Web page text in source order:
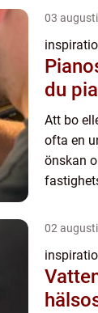
03
du
Att bo
ofta en
önskan
02